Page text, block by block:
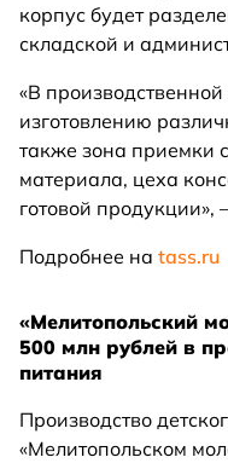
корпус будет
складской и
«В
изготовлению
также зона приемки
материала, цеха
готовой продукции»,
Подробнее на tass.ru
«Мелитопольский
500 млн рублей в
питания
Производство
«Мелитопольском